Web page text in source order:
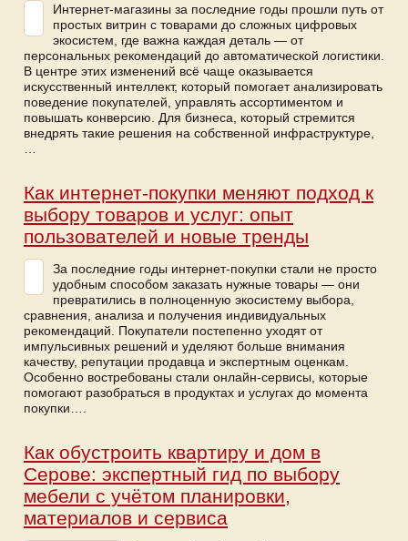
Интернет-магазины за последние годы прошли путь от
простых витрин с товарами до сложных цифровых
экосистем, где важна каждая деталь — от
персональных рекомендаций до автоматической логистики.
В центре этих изменений всё чаще оказывается
искусственный интеллект, который помогает анализировать
поведение покупателей, управлять ассортиментом и
повышать конверсию. Для бизнеса, который стремится
внедрять такие решения на собственной инфраструктуре,
Как интернет-покупки меняют подход к
выбору товаров и услуг: опыт
пользователей и новые тренды
За последние годы интернет-покупки стали не просто
удобным способом заказать нужные товары — они
превратились в полноценную экосистему выбора,
сравнения, анализа и получения индивидуальных
рекомендаций. Покупатели постепенно уходят от
импульсивных решений и уделяют больше внимания
качеству, репутации продавца и экспертным оценкам.
Особенно востребованы стали онлайн-сервисы, которые
помогают разобраться в продуктах и услугах до момента
покупки….
Как обустроить квартиру и дом в
Серове: экспертный гид по выбору
мебели с учётом планировки,
материалов и сервиса